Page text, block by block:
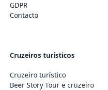
GDPR
Contacto
Cruzeiros turísticos
Cruzeiro turístico
Beer Story Tour e cruzeiro